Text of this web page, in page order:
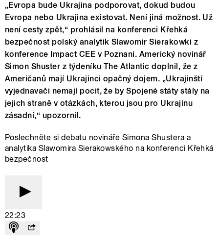
„Evropa bude Ukrajina podporovat, dokud budou
Evropa nebo Ukrajina existovat. Není jiná možnost. Už
není cesty zpět,“ prohlásil na konferenci Křehká
bezpečnost polský analytik Slawomir Sierakowki z
konference Impact CEE v Poznani. Americký novinář
Simon Shuster z týdeníku The Atlantic doplnil, že z
Američanů mají Ukrajinci opačný dojem. „Ukrajinští
vyjednavači nemají pocit, že by Spojené státy stály na
jejich straně v otázkách, kterou jsou pro Ukrajinu
zásadní,“ upozornil.
Poslechněte si debatu novináře Simona Shustera a
analytika Slawomira Sierakowského na konferenci Křehká
bezpečnost
22:23